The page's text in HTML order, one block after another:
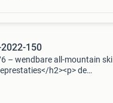
150
– wendbare all-mountain ski
h2><p> de